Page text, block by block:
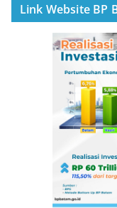
Link Website BP